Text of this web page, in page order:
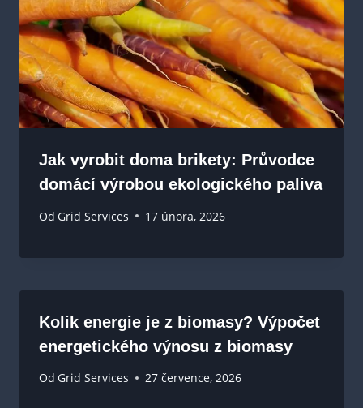
Jak vyrobit doma brikety: Průvodce
domácí výrobou ekologického paliva
Od Grid Services 17 února, 2026
Kolik energie je z biomasy? Výpočet
energetického výnosu z biomasy
Od Grid Services 27 července, 2026